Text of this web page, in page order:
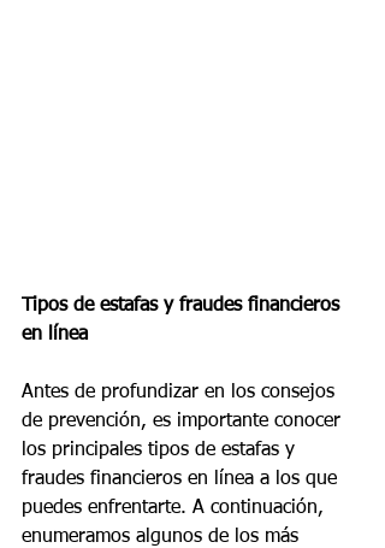
Tipos de estafas y fraudes financieros
en línea
Antes de profundizar en los consejos
de prevención, es importante conocer
los principales tipos de estafas y
fraudes financieros en línea a los que
puedes enfrentarte. A continuación,
enumeramos algunos de los más